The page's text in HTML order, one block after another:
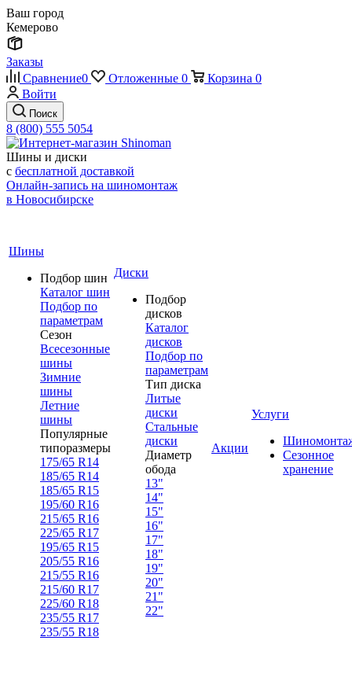
Ваш город
Кемерово
Заказы
Сравнение0 Отложенные 0 Корзина 0
Войти
Поиск
8 (800) 555 5054
Шины и диски
с бесплатной доставкой
Онлайн-запись на шиномонтаж
в Новосибирске
Шины
Подбор шин
Каталог шин
Подбор по
параметрам
Сезон
Всесезонные
шины
Зимние
шины
Летние
шины
Популярные
типоразмеры
175/65 R14
185/65 R14
185/65 R15
195/60 R16
215/65 R16
225/65 R17
195/65 R15
205/55 R16
215/55 R16
215/60 R17
225/60 R18
235/55 R17
235/55 R18
Диски
Подбор
дисков
Каталог
дисков
Подбор по
параметрам
Тип диска
Литые
диски
Стальные
диски
Диаметр
обода
13"
14"
15"
16"
17"
18"
19"
20"
21"
22"
Акции
Услуги
Сезонное
хранение